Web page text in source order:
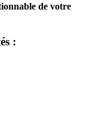
de votre
: